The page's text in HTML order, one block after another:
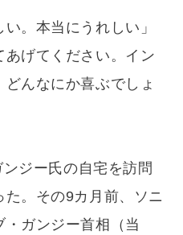
。本当にうれしい」
あげてください。イン
どんなにか喜ぶでしょ
ジー氏の自宅を訪問
た。その9カ月前、ソニ
ガンジー首相（当